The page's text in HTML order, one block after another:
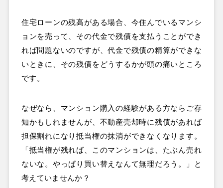
住宅ローンの残高がある場合、今住んでいるマンシ
ョンを売って、その代金で残債を支払うことができ
れば問題ないのですが、代金で残債の精算ができな
いときに、その残債をどうするかが頭の痛いところ
です。
なぜなら、マンション購入の経験がある方ならご存
知かもしれませんが、不動産売却時に残債があれば
担保割れになり抵当権の抹消ができなくなります。
「抵当権が残れば、このマンションは、たぶん売れ
ないな。やっぱり買い替えなんて無理だろう。」と
考えていませんか？